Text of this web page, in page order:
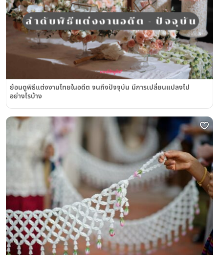
ย้อนดูพิธีแต่งงานไทยในอดีต จนถึงปัจจุบัน มีการเปลี่ยนแปลงไป
อย่างไรบ้าง